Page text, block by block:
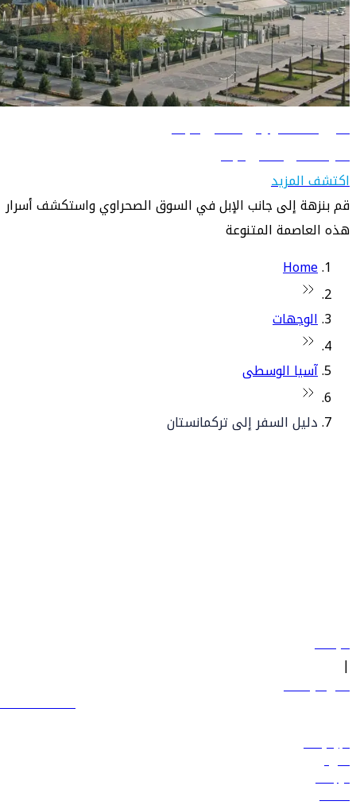
دليل السفر إلى عشق آباد
تعرّف على عشق آباد
اكتشف المزيد
قم بنزهة إلى جانب الإبل في السوق الصحراوي واستكشف أسرار
هذه العاصمة المتنوعة
Home
الوجهات
آسيا الوسطى
دليل السفر إلى تركمانستان
سياساتنا
|
الشروط والأحكام
600 544 445
حجز الرحلات
العروض
الوجهات
الأمتعة